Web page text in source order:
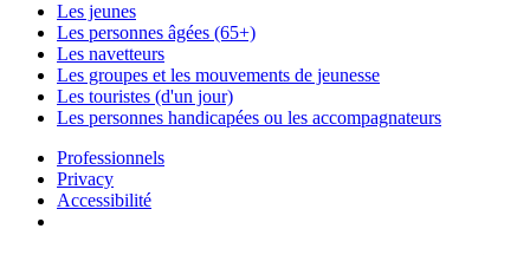
Les jeunes
Les personnes âgées (65+)
Les navetteurs
Les groupes et les mouvements de jeunesse
Les touristes (d'un jour)
Les personnes handicapées ou les accompagnateurs
Professionnels
Privacy
Accessibilité